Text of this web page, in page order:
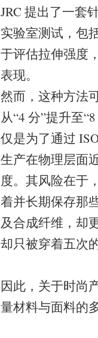
JRC 提出了一套
实验室测试，包
于评估拉伸强度
表现。
然而，这种方法
从“4 分”提升至
仅是为了通过
生产在物理层面
度。其风险在于
着并长期保存那
及合成纤维，却
却只被穿着五次
因此，关于时尚
量材料与面料的